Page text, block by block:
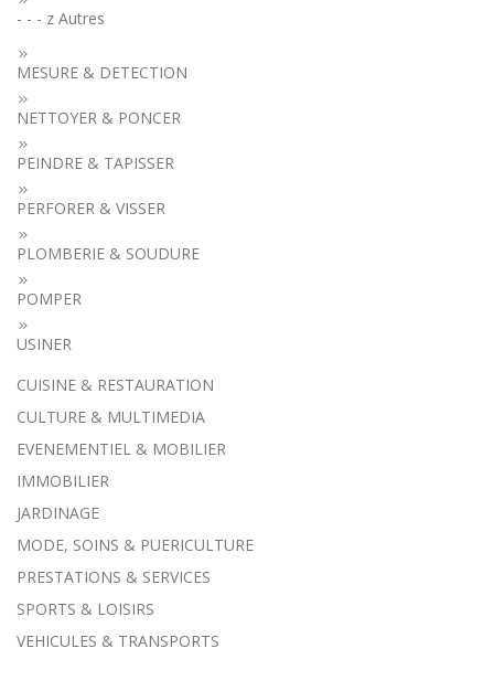
- - - z Autres
MESURE & DETECTION
NETTOYER & PONCER
PEINDRE & TAPISSER
PERFORER & VISSER
PLOMBERIE & SOUDURE
POMPER
USINER
CUISINE & RESTAURATION
CULTURE & MULTIMEDIA
EVENEMENTIEL & MOBILIER
IMMOBILIER
JARDINAGE
MODE, SOINS & PUERICULTURE
PRESTATIONS & SERVICES
SPORTS & LOISIRS
VEHICULES & TRANSPORTS